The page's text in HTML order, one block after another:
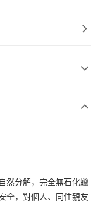
然分解，完全無石化蠟
全，對個人、同住親友